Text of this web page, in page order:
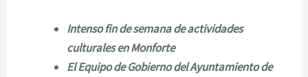
Intenso fin de semana de actividades
culturales en Monforte
El Equipo de Gobierno del Ayuntamiento de